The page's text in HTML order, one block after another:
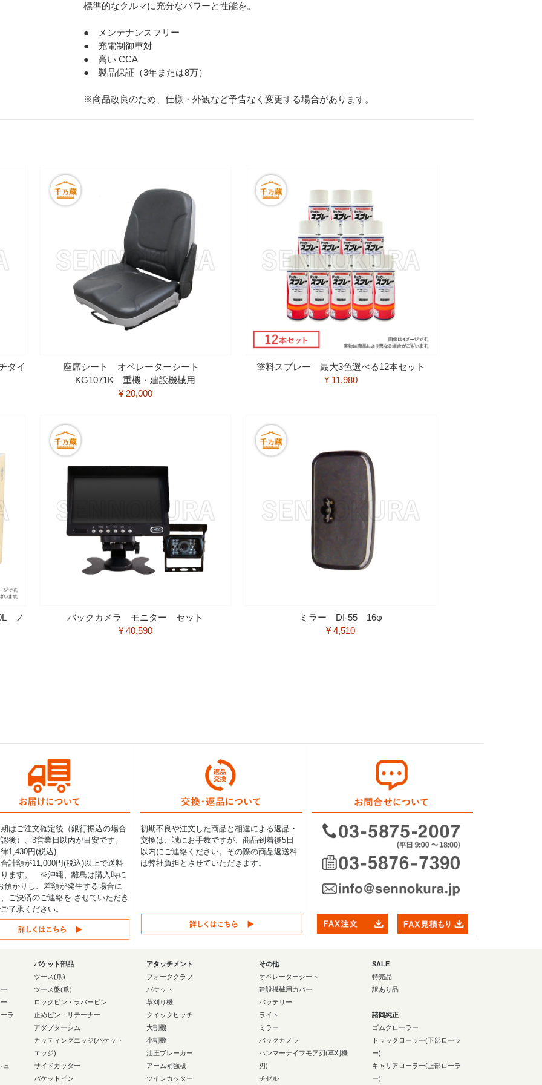
標準的なクルマに充分なパワーと性能を。
● メンテナンスフリー
● 充電制御車対
● 高い CCA
● 製品保証（3年または8万）
※商品改良のため、仕様・外観など予告なく変更する場合があります。
ダイ
座席シート オペレーターシート
KG1071K 重機・建設機械用
¥ 20,000
塗料スプレー 最大3色選べる12本セット
¥ 11,980
ノ
バックカメラ モニター セット
¥ 40,590
ミラー DI-55 16φ
¥ 4,510
はご注文確定後（銀行振込の場合
後）、3営業日以内が目安です。
1,430円(税込)
計額が11,000円(税込)以上で送料
ります。 ※沖縄、離島は購入時に
預かりし、差額が発生する場合に
ご決済のご連絡を させていただき
了承ください。
初期不良や注文した商品と相違による返品・
交換は、誠にお手数ですが、商品到着後5日
以内にご連絡ください。その際の商品返送料
は弊社負担とさせていただきます。
ラ
ュ
バケット部品
ツース(爪)
ツース盤(爪)
ロックピン・ラバーピン
止めピン・リテーナー
アダプターシム
カッティングエッジ(バケット
エッジ)
サイドカッター
バケットピン
アタッチメント
フォーククラブ
バケット
草刈り機
クイックヒッチ
大割機
小割機
油圧ブレーカー
アーム補強板
ツインカッター
その他
オペレーターシート
建設機械用カバー
バッテリー
ライト
ミラー
バックカメラ
ハンマーナイフモア刃(草刈機
刃)
チゼル
SALE
特売品
訳あり品
諸岡純正
ゴムクローラー
トラックローラー(下部ローラ
ー)
キャリアローラー(上部ローラ
ー)